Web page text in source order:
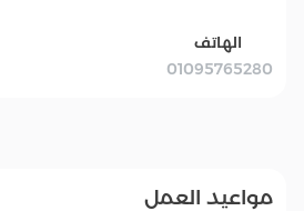
الهاتف
01095765280
مواعيد العمل